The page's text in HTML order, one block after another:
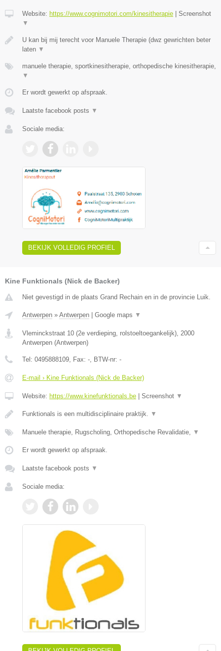
Website: https://www.cognimotori.com/kinesitherapie | Screenshot
▼
U kan bij mij terecht voor Manuele Therapie (dwz gewrichten beter
laten ▼
manuele therapie, sportkinesitherapie, orthopedische kinesitherapie,
▼
Er wordt gewerkt op afspraak.
Laatste facebook posts ▼
Sociale media:
BEKIJK VOLLEDIG PROFIEL
Kine Funktionals (Nick de Backer)
Niet gevestigd in de plaats Grand Rechain en in de provincie Luik.
Antwerpen » Antwerpen Google maps ▼
Vleminckstraat 10 (2e verdieping, rolstoeltoegankelijk), 2000
Antwerpen (Antwerpen)
Tel: 0495888109, Fax: -, BTW-nr: -
E-mail › Kine Funktionals (Nick de Backer)
Website: https://www.kinefunktionals.be Screenshot ▼
Funktionals is een multidisciplinaire praktijk. ▼
Manuele therapie, Rugscholing, Orthopedische Revalidatie, ▼
Er wordt gewerkt op afspraak.
Laatste facebook posts ▼
Sociale media: